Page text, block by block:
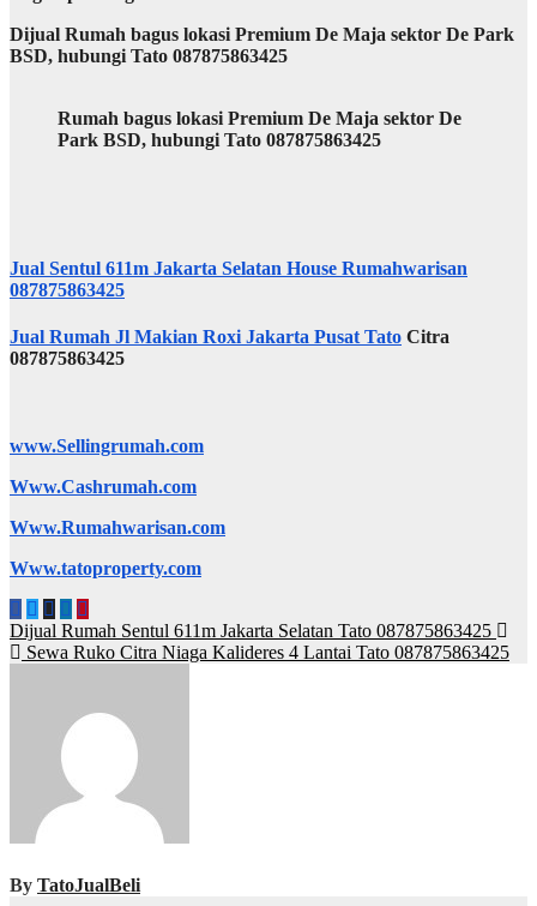
Dijual Rumah bagus lokasi Premium De Maja sektor De Park
BSD, hubungi Tato 087875863425
Rumah bagus lokasi Premium De Maja sektor De
Park BSD, hubungi Tato 087875863425
Jual Sentul 611m Jakarta Selatan House Rumahwarisan
087875863425
Jual Rumah Jl Makian Roxi Jakarta Pusat Tato Citra
087875863425
www.Sellingrumah.com
Www.Cashrumah.com
Www.Rumahwarisan.com
Www.tatoproperty.com
Post
navigation
Dijual Rumah Sentul 611m Jakarta Selatan Tato 087875863425
Sewa Ruko Citra Niaga Kalideres 4 Lantai Tato 087875863425
By TatoJualBeli